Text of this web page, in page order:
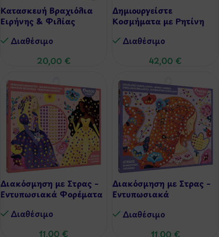
Κατασκευή Βραχιόλια
Ειρήνης & Φιλίας
Διαθέσιμo
20,00 €
Δημιουργείστε
Κοσμήματα με Ρητίνη
Διαθέσιμo
42,00 €
Διακόσμηση με Στρας –
Εντυπωσιακά Φορέματα
Διαθέσιμo
11,00 €
Διακόσμηση με Στρας –
Εντυπωσιακά
Διαθέσιμo
11,00 €